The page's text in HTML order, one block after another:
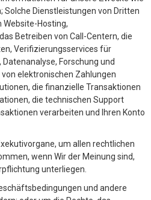
Solche Dienstleistungen von Dritten
Hosting,
Betreiben von Call-Centern, die
Verifizierungsservices für
Forschung und
elektronischen Zahlungen
die finanzielle Transaktionen
die technischen Support
verarbeiten und Ihren Konto
um allen rechtlichen
wenn Wir der Meinung sind,
unterliegen.
und andere